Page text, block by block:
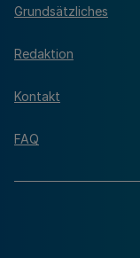
Grundsätzliches
Redaktion
Kontakt
FAQ